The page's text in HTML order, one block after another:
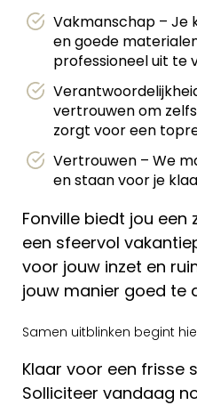
Vakmanschap – Je
en goede
professioneel uit te
vertrouwen om
zorgt voor een
Vertrouwen – We
en staan voor je
Fonville biedt jou
een sfeervol
voor jouw inzet en
jouw manier goed te
Samen uitblinken begint
Klaar voor een frisse
Solliciteer vandaag